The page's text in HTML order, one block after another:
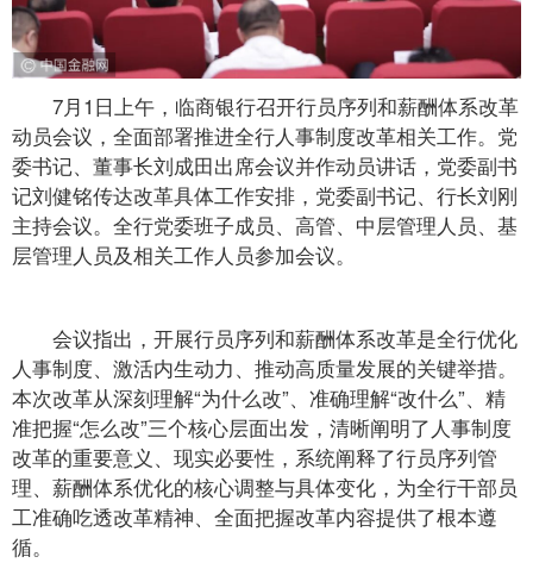
7月1日上午，临商银行召开行员序列和薪酬体系改革
动员会议，全面部署推进全行人事制度改革相关工作。党
委书记、董事长刘成田出席会议并作动员讲话，党委副书
记刘健铭传达改革具体工作安排，党委副书记、行长刘刚
主持会议。全行党委班子成员、高管、中层管理人员、基
层管理人员及相关工作人员参加会议。
会议指出，开展行员序列和薪酬体系改革是全行优化
人事制度、激活内生动力、推动高质量发展的关键举措。
本次改革从深刻理解“为什么改”、准确理解“改什么”、精
准把握“怎么改”三个核心层面出发，清晰阐明了人事制度
改革的重要意义、现实必要性，系统阐释了行员序列管
理、薪酬体系优化的核心调整与具体变化，为全行干部员
工准确吃透改革精神、全面把握改革内容提供了根本遵
循。